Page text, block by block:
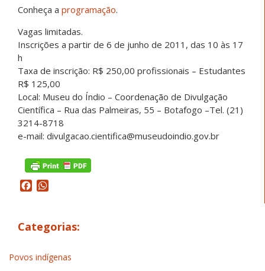
Conheça a programação.
Vagas limitadas.
Inscrições a partir de 6 de junho de 2011, das 10 às 17
h
Taxa de inscrição: R$ 250,00 profissionais – Estudantes
R$ 125,00
Local: Museu do Índio – Coordenação de Divulgação
Científica – Rua das Palmeiras, 55 – Botafogo –Tel. (21)
3214-8718
e-mail: divulgacao.cientifica@museudoindio.gov.br
Facebook
Categorias:
Povos indígenas